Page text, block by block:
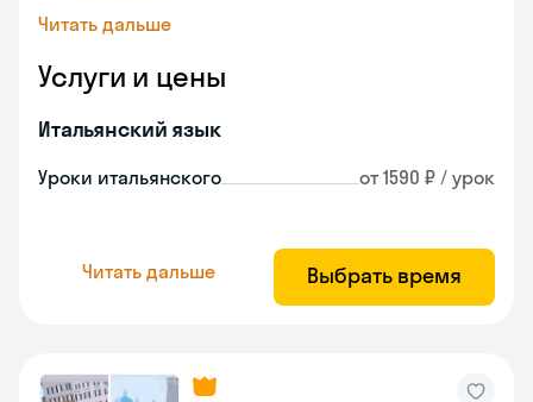
Читать дальше
Услуги и цены
Итальянский язык
Уроки итальянского от 1590 ₽ / урок
Читать дальше Выбрать время